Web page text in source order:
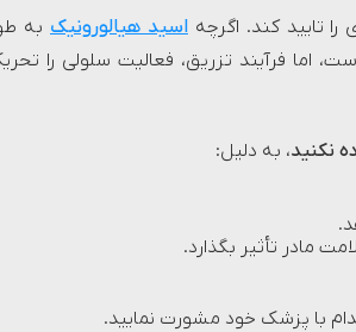
را تایید کند. اگرچهاسید هیالورونیک به
فرآیند تزریق، فعالیت سلولی را
نکنید، به دلیل:
مادر تأثیر بگذارد.
با پزشک خود مشورت نمایید.